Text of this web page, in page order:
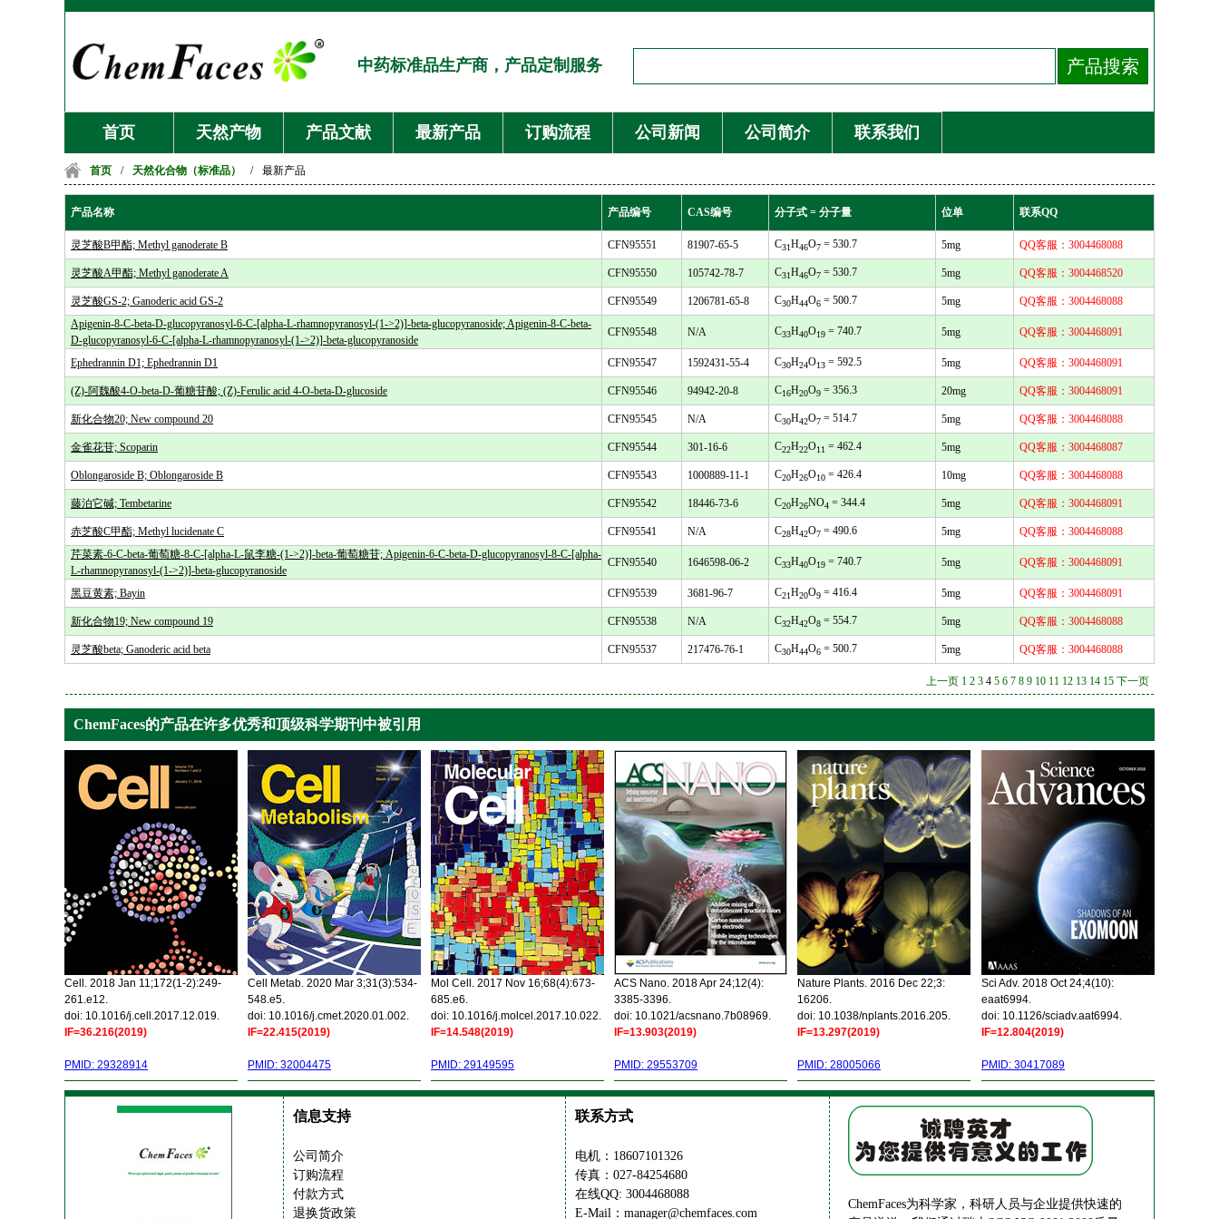
中药标准品生产商，产品定制服务
首页 天然产物 产品文献 最新产品 订购流程 公司新闻 公司简介 联系我们
首页 / 天然化合物（标准品） / 最新产品
产品名称 产品编号 CAS编号 分子式 = 分子量 位单 联系QQ
灵芝酸B甲酯; Methyl ganoderate B CFN95551 81907-65-5 C31H46O7 = 530.7 5mg QQ客服：3004468088
灵芝酸A甲酯; Methyl ganoderate A CFN95550 105742-78-7 C31H46O7 = 530.7 5mg QQ客服：3004468520
灵芝酸GS-2; Ganoderic acid GS-2 CFN95549 1206781-65-8 C30H44O6 = 500.7 5mg
QQ客服：3004468088
Apigenin-8-C-beta-D-glucopyranosyl-6-C-[alpha-L-rhamnopyranosyl-(1->2)]-beta-glucopyranoside; Apigenin-8-C-beta-
D-glucopyranosyl-6-C-[alpha-L-rhamnopyranosyl-(1->2)]-beta-glucopyranoside
CFN95548 N/A C33H40O19 = 740.7 5mg QQ客服：3004468091
Ephedrannin D1; Ephedrannin D1 CFN95547 1592431-55-4 C30H24O13 = 592.5 5mg QQ客服：3004468091
(Z)-阿魏酸4-O-beta-D-葡糖苷酸; (Z)-Ferulic acid 4-O-beta-D-glucoside CFN95546 94942-20-8 C16H20O9 = 356.3 20mg QQ客服：3004468091
新化合物20; New compound 20 CFN95545 N/A C30H42O7 = 514.7 5mg QQ客服：3004468088
金雀花苷; Scoparin CFN95544 301-16-6 C22H22O11 = 462.4 5mg QQ客服：3004468087
Oblongaroside B; Oblongaroside B CFN95543 1000889-11-1 C20H26O10 = 426.4 10mg QQ客服：3004468088
藤泊它碱; Tembetarine CFN95542 18446-73-6 C20H26NO4 = 344.4 5mg QQ客服：3004468091
赤芝酸C甲酯; Methyl lucidenate C CFN95541 N/A C28H42O7 = 490.6 5mg
QQ客服：3004468088
芹菜素-6-C-beta-葡萄糖-8-C-[alpha-L-鼠李糖-(1->2)]-beta-葡萄糖苷; Apigenin-6-C-beta-D-glucopyranosyl-8-C-[alpha-
L-rhamnopyranosyl-(1->2)]-beta-glucopyranoside
CFN95540 1646598-06-2 C33H40O19 = 740.7 5mg QQ客服：3004468091
黑豆黄素; Bayin CFN95539 3681-96-7 C21H20O9 = 416.4 5mg QQ客服：3004468091
新化合物19; New compound 19 CFN95538 N/A C32H42O8 = 554.7 5mg QQ客服：3004468088
灵芝酸beta; Ganoderic acid beta CFN95537 217476-76-1 C30H44O6 = 500.7 5mg QQ客服：3004468088
上一页 1 2 3 4 5 6 7 8 9 10 11 12 13 14 15 下一页
ChemFaces的产品在许多优秀和顶级科学期刊中被引用
Cell. 2018 Jan 11;172(1-2):249-
261.e12.
doi: 10.1016/j.cell.2017.12.019.
IF=36.216(2019)
PMID: 29328914
Cell Metab. 2020 Mar 3;31(3):534-
548.e5.
doi: 10.1016/j.cmet.2020.01.002.
IF=22.415(2019)
PMID: 32004475
Mol Cell. 2017 Nov 16;68(4):673-
685.e6.
doi: 10.1016/j.molcel.2017.10.022.
IF=14.548(2019)
PMID: 29149595
ACS Nano. 2018 Apr 24;12(4):
3385-3396.
doi: 10.1021/acsnano.7b08969.
IF=13.903(2019)
PMID: 29553709
Nature Plants. 2016 Dec 22;3:
16206.
doi: 10.1038/nplants.2016.205.
IF=13.297(2019)
PMID: 28005066
Sci Adv. 2018 Oct 24;4(10):
eaat6994.
doi: 10.1126/sciadv.aat6994.
IF=12.804(2019)
PMID: 30417089
信息支持
公司简介
订购流程
付款方式
退换货政策
联系方式
电机：18607101326
传真：027-84254680
在线QQ: 3004468088
E-Mail：manager@chemfaces.com
ChemFaces为科学家，科研人员与企业提供快速的